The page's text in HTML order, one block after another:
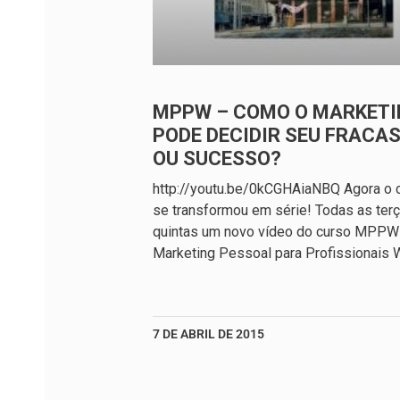
MPPW – COMO O
PODE DECIDIR SEU
OU SUCESSO?
http://youtu.be/0kCGHAiaNBQ Agora o
se transformou em série! Todas as
quintas um novo vídeo do curso
Marketing Pessoal para Profissionais
7 DE ABRIL DE 2015